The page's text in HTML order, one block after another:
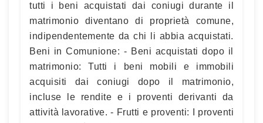
tutti i beni acquistati dai coniugi durante il
matrimonio diventano di proprietà comune,
indipendentemente da chi li abbia acquistati.
Beni in Comunione: - Beni acquistati dopo il
matrimonio: Tutti i beni mobili e immobili
acquisiti dai coniugi dopo il matrimonio,
incluse le rendite e i proventi derivanti da
attività lavorative. - Frutti e proventi: I proventi